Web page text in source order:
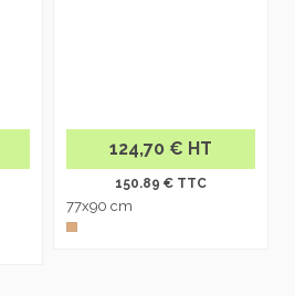
124,70 € HT
150.89 € TTC
77x90 cm